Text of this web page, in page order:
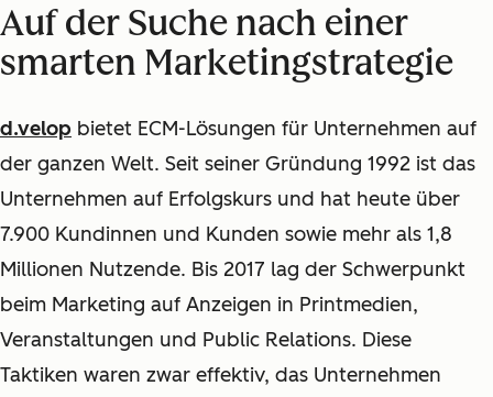
Auf der Suche nach einer
smarten Marketingstrategie
d.velop bietet ECM-Lösungen für Unternehmen auf
der ganzen Welt. Seit seiner Gründung 1992 ist das
Unternehmen auf Erfolgskurs und hat heute über
7.900 Kundinnen und Kunden sowie mehr als 1,8
Millionen Nutzende. Bis 2017 lag der Schwerpunkt
beim Marketing auf Anzeigen in Printmedien,
Veranstaltungen und Public Relations. Diese
Taktiken waren zwar effektiv, das Unternehmen